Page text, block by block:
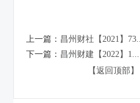
上一篇： 昌州财社【2021】73...
下一篇： 昌州财建【2022】1...
【返回顶部】